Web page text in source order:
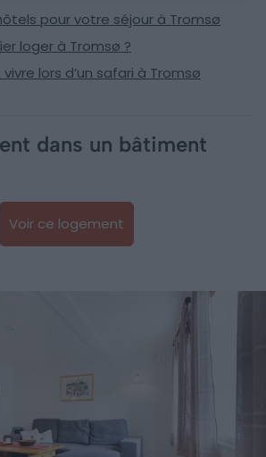
pour votre séjour à Tromsø
loger à Tromsø ?
lors d’un safari à Tromsø
dans un bâtiment
Voir ce logement